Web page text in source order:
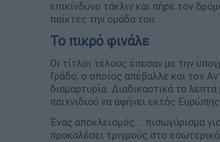
επικίνδυνο τάκλιν και πήρε τον
παίκτες την ομάδα του.
Το πικρό φινάλε
Οι τίτλοι τέλους έπεσαν με την
Γράδο, ο οποίος απέβαλλε και τον
διαμαρτυρία. Διαδικαστικά τα
παιχνιδιού να αφήνει εκτός
Ένας αποκλεισμός... πισωγύρισμα
προκαλέσει τριγμούς στο